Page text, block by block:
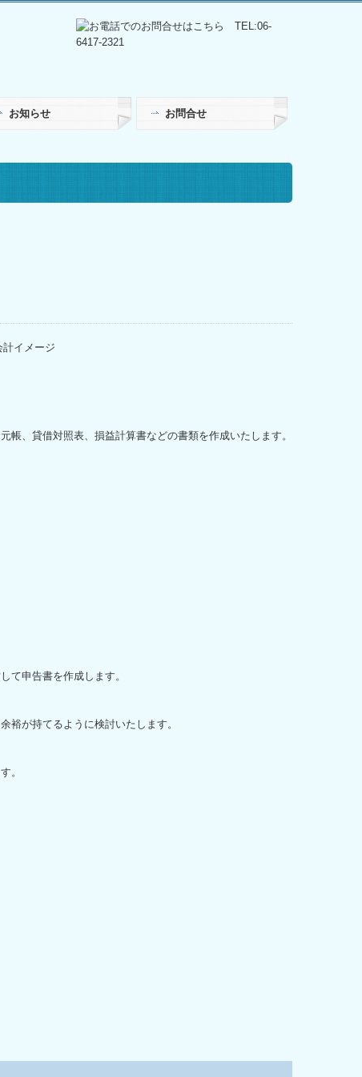
お知らせ お問合せ
、貸借対照表、損益計算書などの書類を作成いたします。
て申告書を作成します。
裕が持てるように検討いたします。
。